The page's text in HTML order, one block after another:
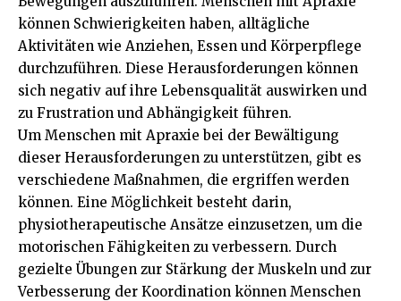
können Schwierigkeiten haben, alltägliche
Aktivitäten wie Anziehen, Essen und Körperpflege
durchzuführen. Diese Herausforderungen können
sich negativ auf ihre Lebensqualität auswirken und
zu Frustration und Abhängigkeit führen.
Um Menschen mit Apraxie bei der Bewältigung
dieser Herausforderungen zu unterstützen, gibt es
verschiedene Maßnahmen, die ergriffen werden
können. Eine Möglichkeit besteht darin,
physiotherapeutische Ansätze einzusetzen, um die
motorischen Fähigkeiten zu verbessern. Durch
gezielte Übungen zur Stärkung der Muskeln und zur
Verbesserung der Koordination können Menschen